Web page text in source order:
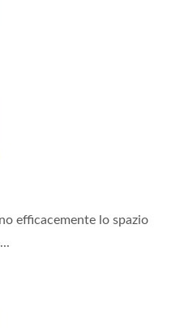
efficacemente lo spazio